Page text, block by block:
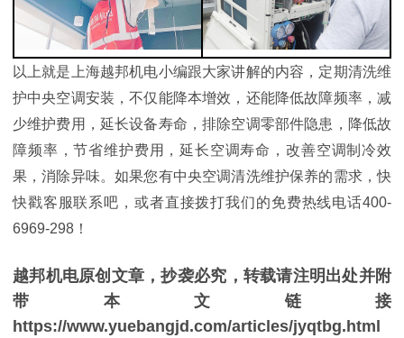
以上就是上海越邦机电小编跟大家讲解的内容，定期清洗维
护中央空调安装，不仅能降本增效，还能降低故障频率，减
少维护费用，延长设备寿命，排除空调零部件隐患，降低故
障频率，节省维护费用，延长空调寿命，改善空调制冷效
果，消除异味。如果您有中央空调清洗维护保养的需求，快
快戳客服联系吧，或者直接拨打我们的免费热线电话400-
6969-298！
越邦机电原创文章，抄袭必究，转载请注明出处并附
带本文链接
https://www.yuebangjd.com/articles/jyqtbg.html